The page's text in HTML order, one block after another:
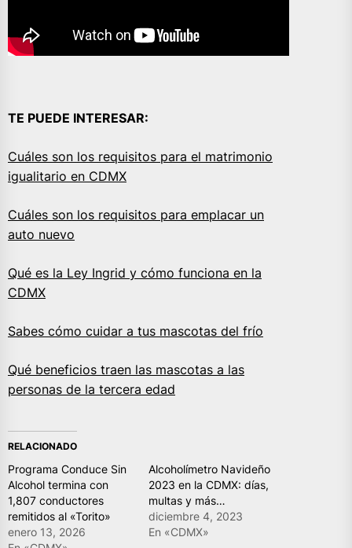
TE PUEDE INTERESAR:
Cuáles son los requisitos para el matrimonio
igualitario en CDMX
Cuáles son los requisitos para emplacar un
auto nuevo
Qué es la Ley Ingrid y cómo funciona en la
CDMX
Sabes cómo cuidar a tus mascotas del frío
Qué beneficios traen las mascotas a las
personas de la tercera edad
RELACIONADO
Programa Conduce Sin
Alcohol termina con
1,807 conductores
remitidos al «Torito»
enero 13, 2026
Alcoholímetro Navideño
2023 en la CDMX: días,
multas y más…
diciembre 4, 2023
En «CDMX»